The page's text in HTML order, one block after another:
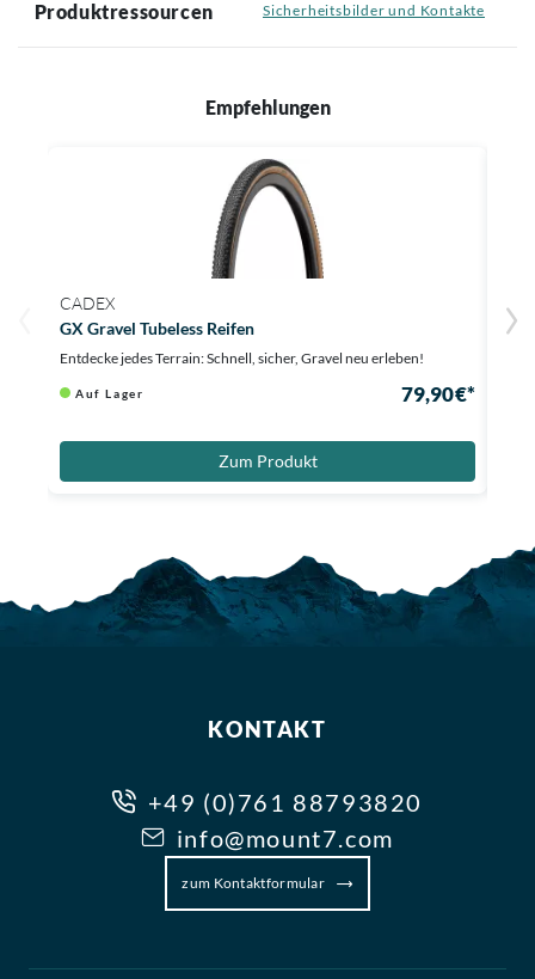
Produktressourcen Sicherheitsbilder und Kontakte
Empfehlungen
CADEX
GX Gravel Tubeless Reifen
Entdecke jedes Terrain: Schnell, sicher, Gravel neu erleben!
Auf Lager 79,90 €*
Zum Produkt
AR
KONTAKT
+49 (0)761 88793820
info@mount7.com
zum Kontaktformular